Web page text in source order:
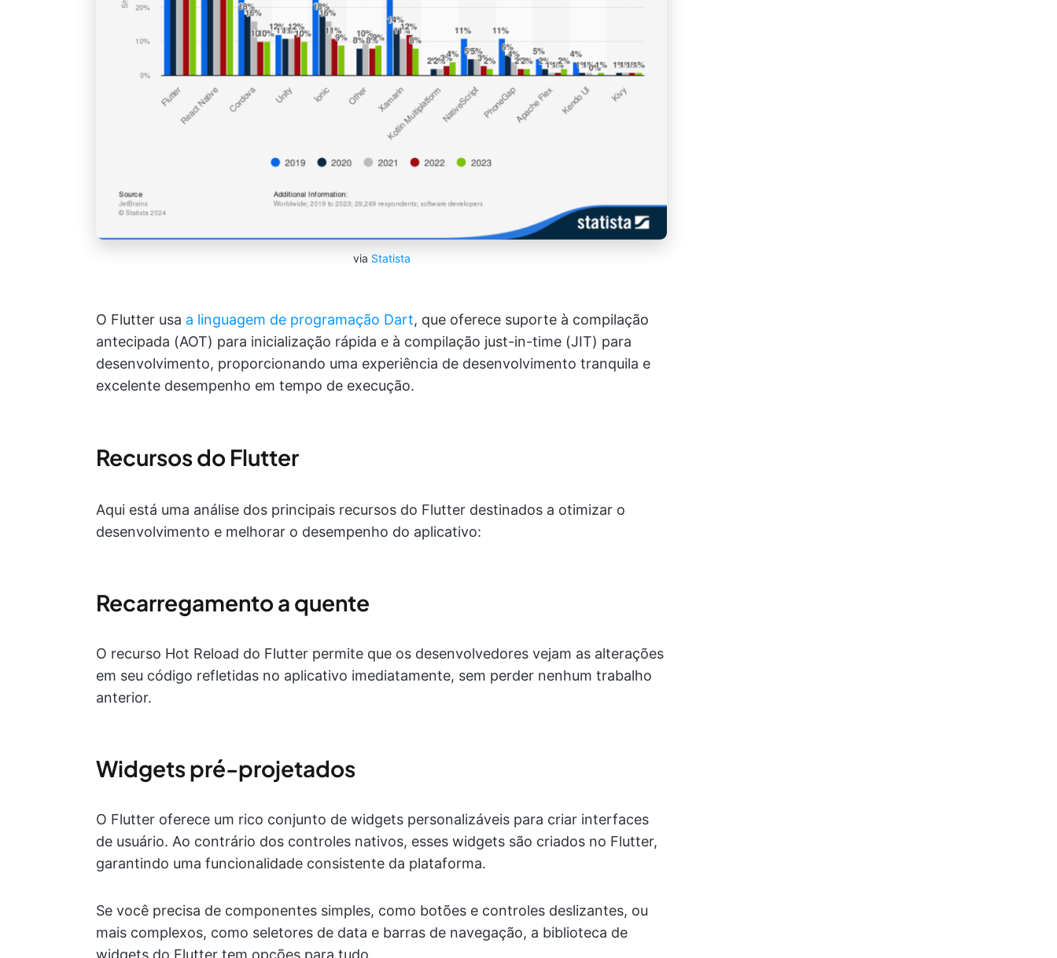
via Statista
O Flutter usa a linguagem de programação Dart, que oferece suporte à compilação
antecipada (AOT) para inicialização rápida e à compilação just-in-time (JIT) para
desenvolvimento, proporcionando uma experiência de desenvolvimento tranquila e
excelente desempenho em tempo de execução.
Recursos do Flutter
Aqui está uma análise dos principais recursos do Flutter destinados a otimizar o
desenvolvimento e melhorar o desempenho do aplicativo:
Recarregamento a quente
O recurso Hot Reload do Flutter permite que os desenvolvedores vejam as alterações
em seu código refletidas no aplicativo imediatamente, sem perder nenhum trabalho
anterior.
Widgets pré-projetados
O Flutter oferece um rico conjunto de widgets personalizáveis para criar interfaces
de usuário. Ao contrário dos controles nativos, esses widgets são criados no Flutter,
garantindo uma funcionalidade consistente da plataforma.
Se você precisa de componentes simples, como botões e controles deslizantes, ou
mais complexos, como seletores de data e barras de navegação, a biblioteca de
widgets do Flutter tem opções para tudo.